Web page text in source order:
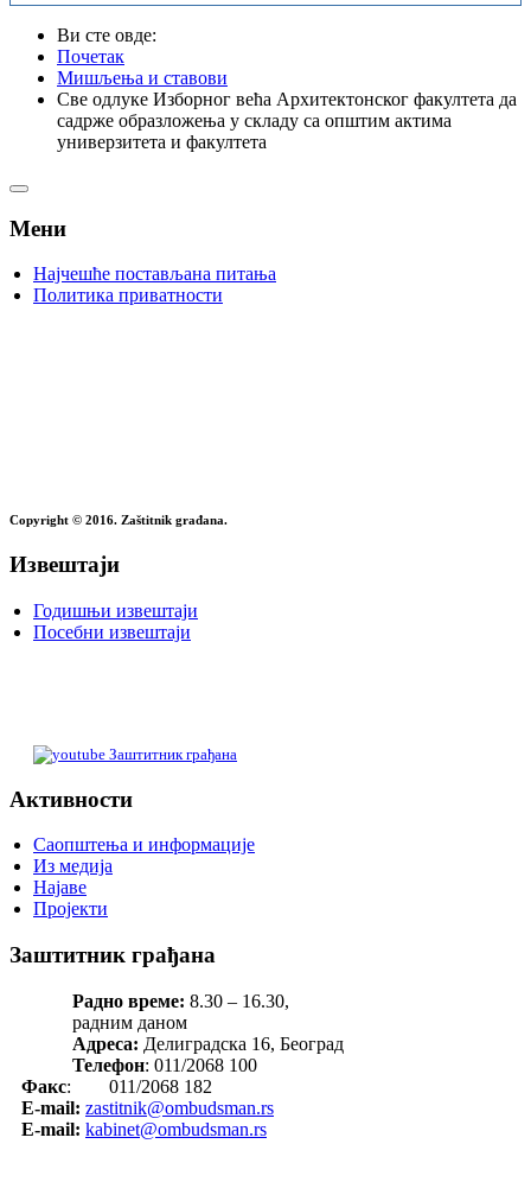
Ви сте овде:
Почетак
Мишљења и ставови
Све одлуке Изборног већа Архитектонског факултета да
садрже образложења у складу са општим актима
универзитета и факултета
Мени
Најчешће постављана питања
Политика приватности
Copyright © 2016. Zaštitnik građana.
Извештаји
Годишњи извештаји
Посебни извештаји
Заштитник грађана
Активности
Саопштења и информације
Из медија
Најаве
Пројекти
Заштитник грађана
Радно време: 8.30 – 16.30,
радним даном
Адреса: Делиградска 16, Београд
Телефон: 011/2068 100
Факс: 011/2068 182
E-mail: zastitnik@ombudsman.rs
E-mail: kabinet@ombudsman.rs